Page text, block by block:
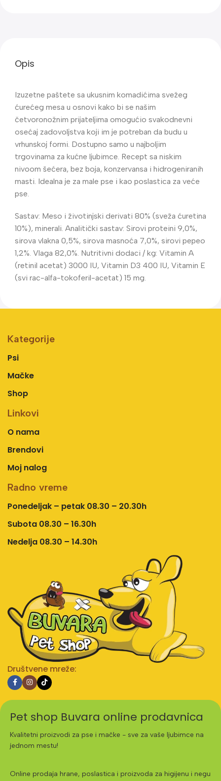
Opis
Izuzetne paštete sa ukusnim komadićima svežeg
ćurećeg mesa u osnovi kako bi se našim
četvoronožnim prijateljima omogućio svakodnevni
osećaj zadovoljstva koji im je potreban da budu u
vrhunskoj formi. Dostupno samo u najboljim
trgovinama za kućne ljubimce. Recept sa niskim
nivoom šećera, bez boja, konzervansa i hidrogeniranih
masti. Idealna je za male pse i kao poslastica za veće
pse.
Sastav: Meso i životinjski derivati 80% (sveža ćuretina
10%), minerali. Analitički sastav: Sirovi proteini 9,0%,
sirova vlakna 0,5%, sirova masnoća 7,0%, sirovi pepeo
1,2%. Vlaga 82,0%. Nutritivni dodaci / kg: Vitamin A
(retinil acetat) 3000 IU, Vitamin D3 400 IU, Vitamin E
(svi rac-alfa-tokoferil-acetat) 15 mg.
Kategorije
Psi
Mačke
Shop
Linkovi
O nama
Brendovi
Moj nalog
Radno vreme
Ponedeljak – petak 08.30 – 20.30h
Subota 08.30 – 16.30h
Nedelja 08.30 – 14.30h
Društvene mreže:
Pet shop Buvara online prodavnica
Kvalitetni proizvodi za pse i mačke - sve za vaše ljubimce na
jednom mestu!
Online prodaja hrane, poslastica i proizvoda za higijenu i negu